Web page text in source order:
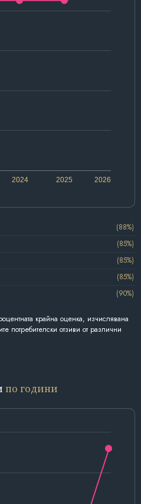
2024 2026
2025
(88%)
(85%)
(85%)
(85%)
(90%)
крайна оценка, изчислявана
потребителски отзиви от различни
по години